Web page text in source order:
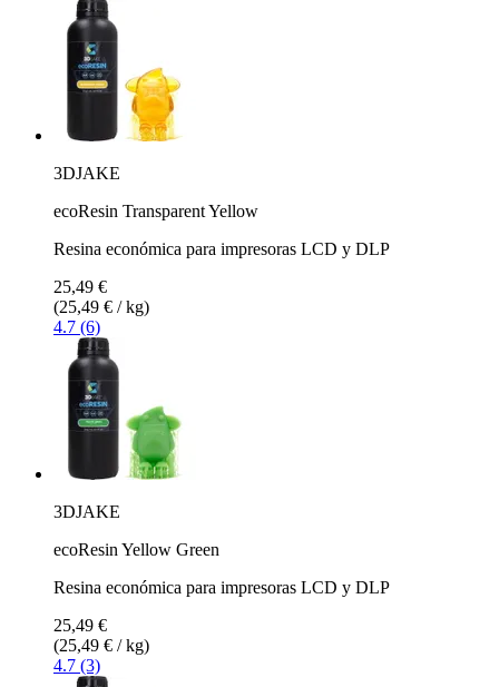
3DJAKE
ecoResin Transparent Yellow
Resina económica para impresoras LCD y DLP
25,49 €
(25,49 € / kg)
4.7 (6)
3DJAKE
ecoResin Yellow Green
Resina económica para impresoras LCD y DLP
25,49 €
(25,49 € / kg)
4.7 (3)